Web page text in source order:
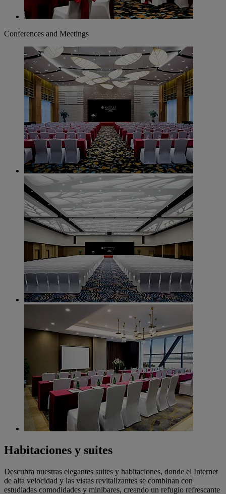
Conferences and Meetings
Habitaciones y suites
Descubra nuestras elegantes suites y habitaciones, donde el Internet
de alta velocidad y las vistas revitalizantes se combinan con
estudiadas comodidades y minibares, creando un refugio refrescante